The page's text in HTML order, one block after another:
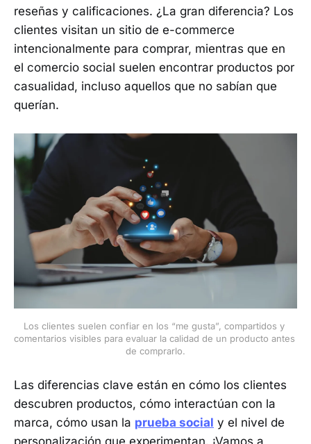
reseñas y calificaciones. ¿La gran diferencia? Los
clientes visitan un sitio de e-commerce
intencionalmente para comprar, mientras que en
el comercio social suelen encontrar productos por
casualidad, incluso aquellos que no sabían que
querían.
Los clientes suelen confiar en los “me gusta”, compartidos y
comentarios visibles para evaluar la calidad de un producto antes
de comprarlo.
Las diferencias clave están en cómo los clientes
descubren productos, cómo interactúan con la
marca, cómo usan la prueba social y el nivel de
personalización que experimentan. ¡Vamos a